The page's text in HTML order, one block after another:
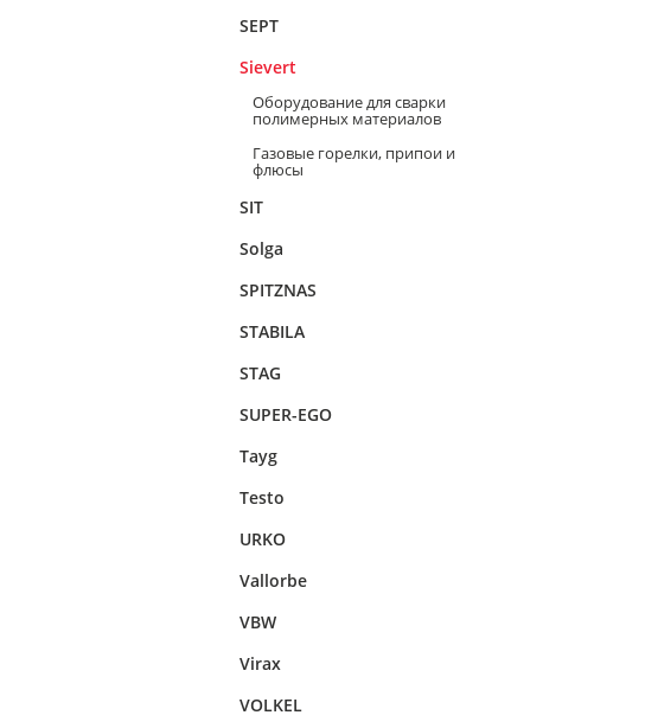
SEPT
Sievert
Оборудование для сварки
полимерных материалов
Газовые горелки, припои и
флюсы
SIT
Solga
SPITZNAS
STABILA
STAG
SUPER-EGO
Tayg
Testo
URKO
Vallorbe
VBW
Virax
VOLKEL